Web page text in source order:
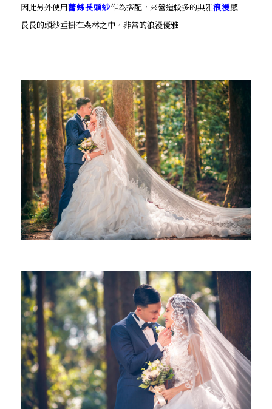
因此另外使用蕾絲長頭紗作為搭配，來營造較多的典雅浪漫感
長長的頭紗垂掛在森林之中，非常的浪漫優雅